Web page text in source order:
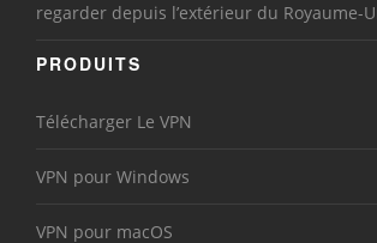
regarder depuis l’extérieur du Royaume-
PRODUITS
Télécharger Le VPN
VPN pour Windows
VPN pour macOS